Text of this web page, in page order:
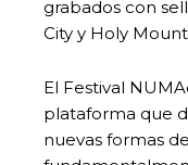
grabados con
City y Holy
El Festival
plataforma que
nuevas formas